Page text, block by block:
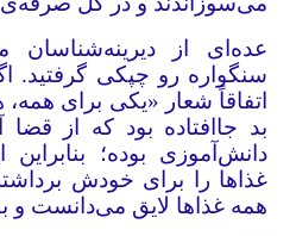
عده‌ای از دیرینه‌شناسان
سنگواره رو چپکی گرفتید.
اتفاقاً شعار «یکی برای
بد جاافتاده بود که از
غذاها را برای خودش
همه غذاها لایق می‌دانست و